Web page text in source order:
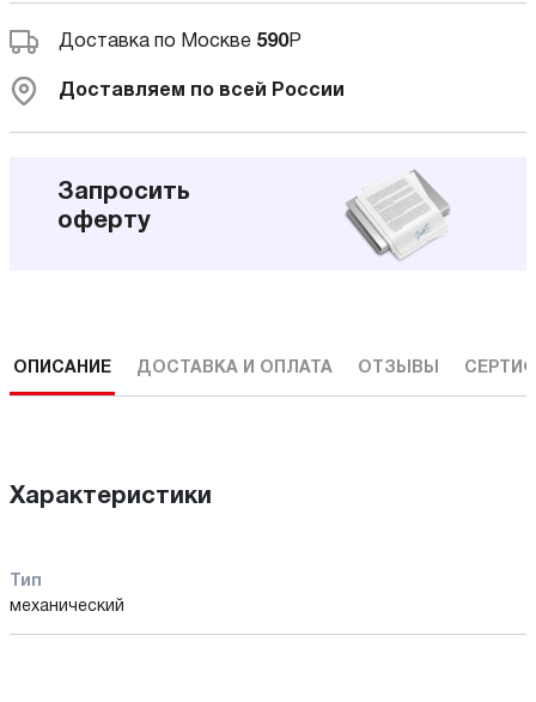
Доставка по Москве 590Р
Доставляем по всей России
Запросить
оферту
ОПИСАНИЕ ДОСТАВКА И ОПЛАТА ОТЗЫВЫ
Характеристики
Тип
механический